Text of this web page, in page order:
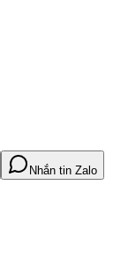
Nhắn tin Zalo